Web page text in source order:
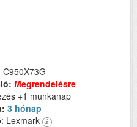
Megrendelésre
+1 munkanap
3 hónap
Lexmark